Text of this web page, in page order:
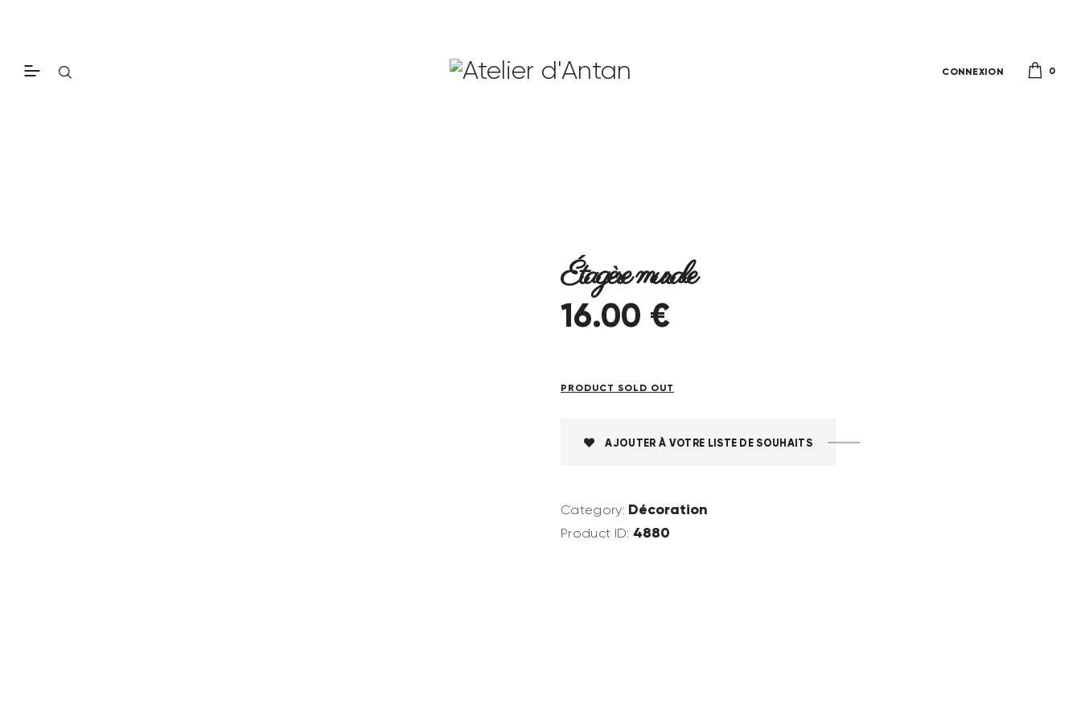
CONNEXION 0
Étagère murale
16.00 €
PRODUCT SOLD OUT
AJOUTER À VOTRE LISTE DE SOUHAITS
Category: Décoration
Product ID: 4880